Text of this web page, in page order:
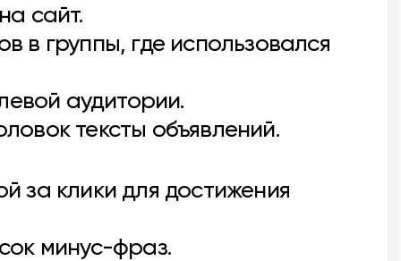
сайт.
в группы, где использовался
аудитории.
тексты объявлений.
за клики для достижения
минус-фраз.